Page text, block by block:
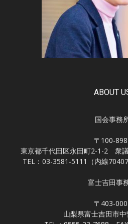
ABOUT
国会事務
〒100-
東京都千代田区永田町2-1-2 衆
TEL：03-3581-5111（内線
富士吉田事
〒403-
山梨県富士吉田市